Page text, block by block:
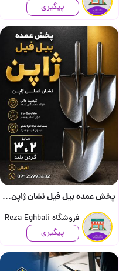
پیگیری
پخش عمده بیل فیل نشان ژاپن(ضمانت اصلی) سایز 2,3 و گردن
فروشگاه Reza Eghbali
پیگیری